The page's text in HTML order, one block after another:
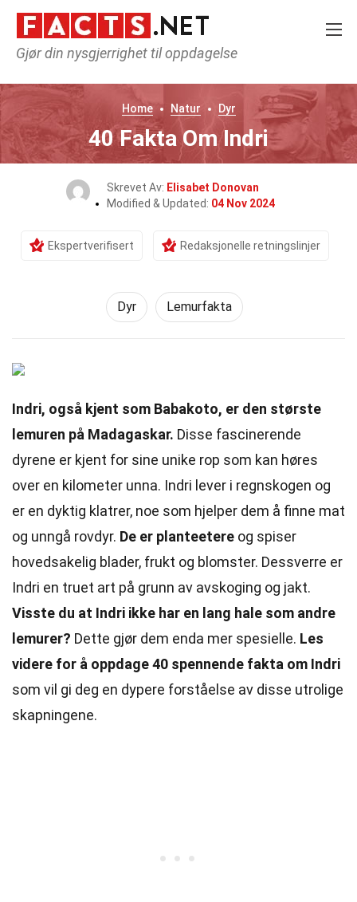
Gjør din nysgjerrighet til oppdagelse
Home Natur Dyr
40 Fakta Om Indri
Skrevet Av: Elisabet Donovan
Modified & Updated: 04 Nov 2024
Ekspertverifisert Redaksjonelle retningslinjer
Dyr Lemurfakta
Indri, også kjent som Babakoto, er den største
lemuren på Madagaskar. Disse fascinerende
dyrene er kjent for sine unike rop som kan høres
over en kilometer unna. Indri lever i regnskogen og
er en dyktig klatrer, noe som hjelper dem å finne mat
og unngå rovdyr. De er planteetere og spiser
hovedsakelig blader, frukt og blomster. Dessverre er
Indri en truet art på grunn av avskoging og jakt.
Visste du at Indri ikke har en lang hale som andre
lemurer? Dette gjør dem enda mer spesielle. Les
videre for å oppdage 40 spennende fakta om Indri
som vil gi deg en dypere forståelse av disse utrolige
skapningene.